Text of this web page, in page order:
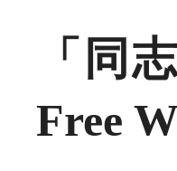
「同
Free